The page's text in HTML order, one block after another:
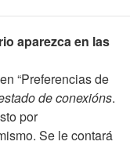
aparezca en las
“Preferencias de
de conexións.
por
Se le contará